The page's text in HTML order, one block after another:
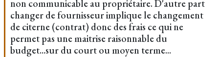
non communicable au propriétaire. D'autre part
changer de fournisseur implique le changement
de citerne (contrat) donc des frais ce qui ne
permet pas une maitrise raisonnable du
budget...sur du court ou moyen terme...